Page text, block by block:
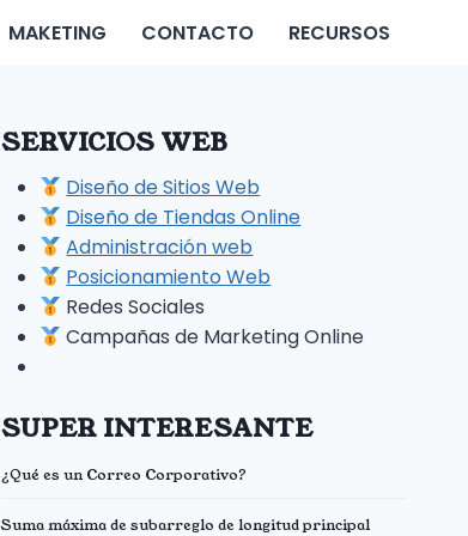
MAKETING CONTACTO RECURSOS
SERVICIOS WEB
Diseño de Sitios Web
Diseño de Tiendas Online
Administración web
Posicionamiento Web
Redes Sociales
Campañas de Marketing Online
SUPER INTERESANTE
¿Qué es un Correo Corporativo?
Suma máxima de subarreglo de longitud principal